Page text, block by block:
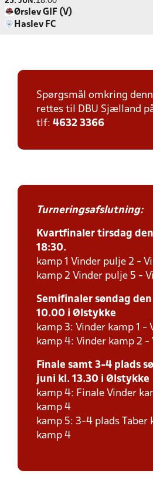
Ørslev GIF (V)
Haslev FC
Spørgsmål omkring
rettes til DBU Sjælland
tlf: 4632 3366
Turneringsafslutning:
Kvartfinaler tirsdag
18:30.
kamp 1 Vinder pulje 2 -
kamp 2 Vinder pulje 5 -
Semifinaler søndag
10.00 i Ølstykke
kamp 3: Vinder kamp 1 -
kamp 4: Vinder kamp 2 -
Finale samt 3-4 plads
juni kl. 13.30 i Ølstykke
kamp 4: Finale Vinder
kamp 4
kamp 5: 3-4 plads Taber
kamp 4